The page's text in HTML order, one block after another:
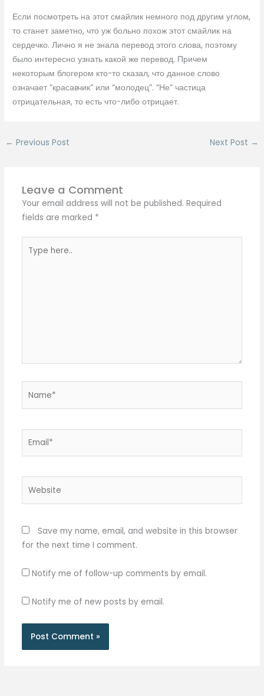
Если посмотреть на этот смайлик немного под другим углом,
то станет заметно, что уж больно похож этот смайлик на
сердечко. Лично я не знала перевод этого слова, поэтому
было интересно узнать какой же перевод. Причем
некоторым блогером кто-то сказал, что данное слово
означает “красавчик” или “молодец”. “Не” частица
отрицательная, то есть что-либо отрицает.
← Previous Post Next Post →
Leave a Comment
Your email address will not be published. Required
fields are marked *
here..
Save my name, email, and website in this browser
for the next time I comment.
Notify me of follow-up comments by email.
Notify me of new posts by email.